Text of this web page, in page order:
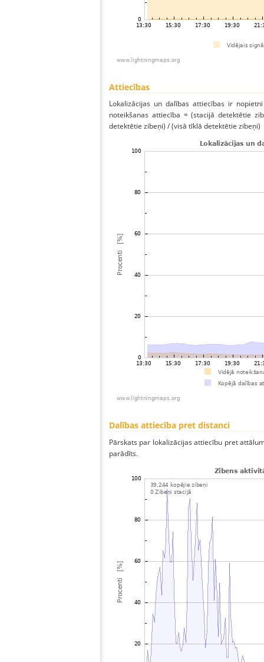
Attiecības
Lokalizācijas un dalības attiecības ir
noteikšanas attiecība = (stacijā detektētie
detektētie zibeņi) / (visā tīklā detektētie zibeņi)
Dalības attiecība pret distanci
Pārskats par lokalizācijas attiecību pret
parādīts.